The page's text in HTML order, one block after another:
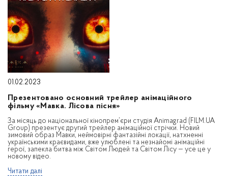
01.02.2023
Презентовано основний трейлер анімаційного
фільму «Мавка. Лісова пісня»
За місяць до національної кінопрем’єри студія Animagrad (FILM.UA
Group) презентує другий трейлер анімаційної стрічки. Новий
зимовий образ Мавки, неймовірні фантазійні локації, натхненні
українськими краєвидами, вже улюблені та незнайомі анімаційні
герої, запекла битва між Світом Людей та Світом Лісу — усе це у
новому відео.
Читати далі